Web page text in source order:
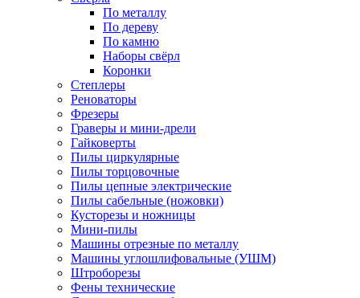
По металлу
По дереву
По камню
Наборы свёрл
Коронки
Степлеры
Реноваторы
Фрезеры
Граверы и мини-дрели
Гайковерты
Пилы циркулярные
Пилы торцовочные
Пилы цепные электрические
Пилы сабельные (ножовки)
Кусторезы и ножницы
Мини-пилы
Машины отрезные по металлу
Машины углошлифовальные (УШМ)
Штроборезы
Фены технические